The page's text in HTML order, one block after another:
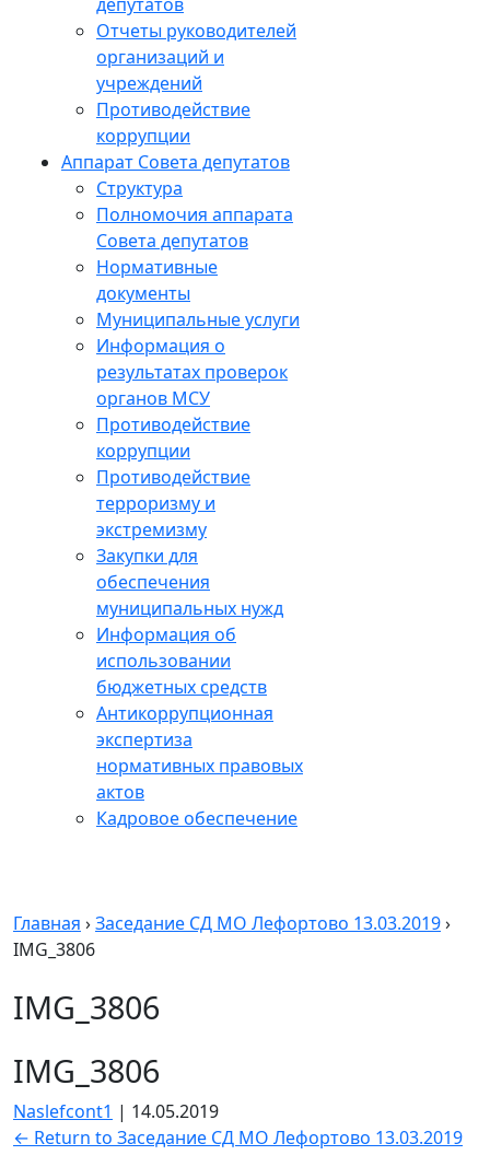
Отчеты руководителей
организаций и
учреждений
Противодействие
коррупции
Аппарат Совета депутатов
Структура
Полномочия аппарата
Совета депутатов
Нормативные
документы
Муниципальные услуги
Информация о
результатах проверок
органов МСУ
Противодействие
коррупции
Противодействие
терроризму и
экстремизму
Закупки для
обеспечения
муниципальных нужд
Информация об
использовании
бюджетных средств
Антикоррупционная
экспертиза
нормативных правовых
актов
Кадровое обеспечение
Главная ›Заседание СД МО Лефортово 13.03.2019›
IMG_3806
IMG_3806
IMG_3806
Naslefcont1 | 14.05.2019
← Return to Заседание СД МО Лефортово 13.03.2019